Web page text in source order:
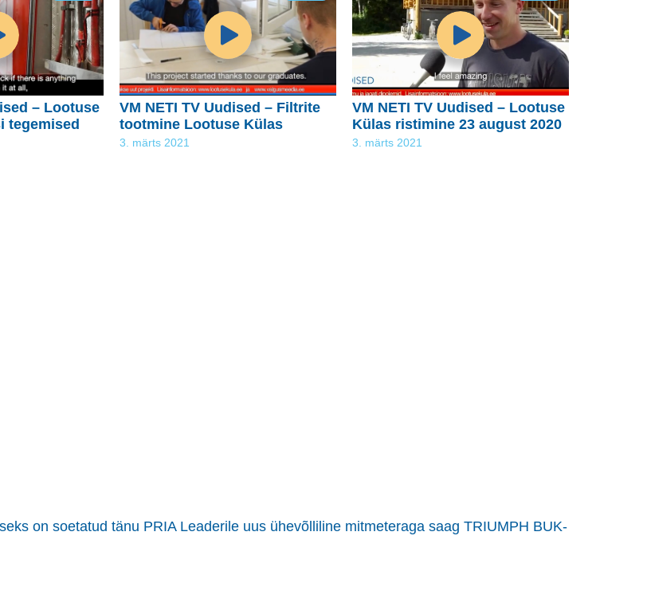
– Lootuse
tegemised
VM NETI TV Uudised – Filtrite
tootmine Lootuse Külas
3. märts 2021
VM NETI TV Uudised – Lootuse
Külas ristimine 23 august 2020
3. märts 2021
on soetatud tänu PRIA Leaderile uus ühevõlliline mitmeteraga saag TRIUMPH BUK-